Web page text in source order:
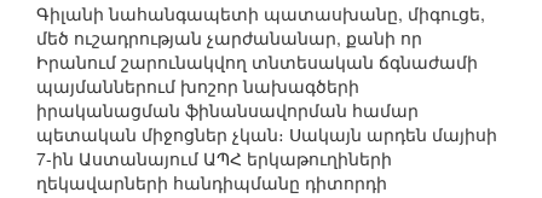
Գիլանի նահանգապետի պատասխանը, միգուցե,
մեծ ուշադրության չարժանանար, քանի որ
Իրանում շարունակվող տնտեսական ճգնաժամի
պայմաններում խոշոր նախագծերի
իրականացման ֆինանսավորման համար
պետական միջոցներ չկան։ Սակայն արդեն մայիսի
7-ին Աստանայում ԱՊՀ երկաթուղիների
ղեկավարների հանդիպմանը դիտորդի